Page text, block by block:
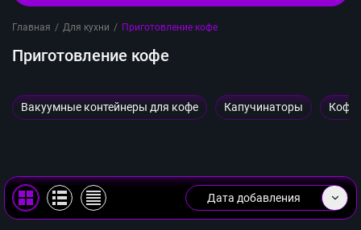
Главная / Для кухни / Приготовление кофе
Приготовление кофе
Вакуумные контейнеры для кофе Капучинаторы
Дата добавления